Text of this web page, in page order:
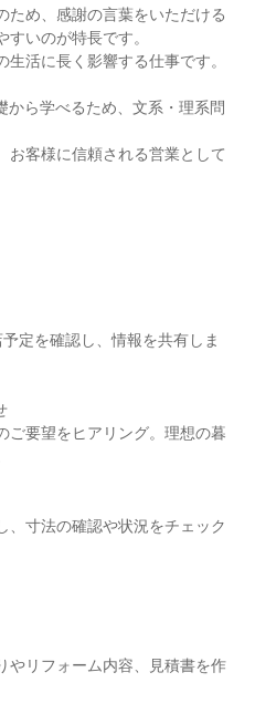
ため、感謝の言葉をいただける
いのが特長です。
活に長く影響する仕事です。
から学べるため、文系・理系問
お客様に信頼される営業として
定を確認し、情報を共有しま
ご要望をヒアリング。理想の暮
、寸法の確認や状況をチェック
やリフォーム内容、見積書を作